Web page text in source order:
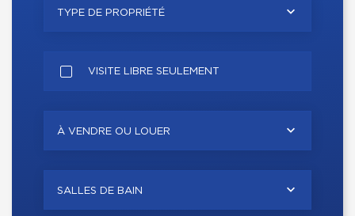
TYPE DE PROPRIÉTÉ
VISITE LIBRE SEULEMENT
À VENDRE OU LOUER
SALLES DE BAIN